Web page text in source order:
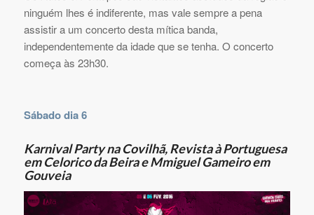
ninguém lhes é indiferente, mas vale sempre a pena
assistir a um concerto desta mítica banda,
independentemente da idade que se tenha. O concerto
começa às 23h30.
Sábado dia 6
Karnival Party na Covilhã, Revista à Portuguesa
em Celorico da Beira e Mmiguel Gameiro em
Gouveia